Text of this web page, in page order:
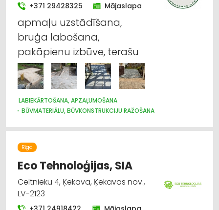
+371 29428325 Mājaslapa
apmaļu uzstādīšana,
bruģa labošana,
pakāpienu izbūve, terašu
LABIEKĀRTOŠANA, APZAĻUMOŠANA
BŪVMATERIĀLU, BŪVKONSTRUKCIJU RAŽOŠANA
Rīga
Eco Tehnoloģijas, SIA
Celtnieku 4, Ķekava, Ķekavas nov.,
LV-2123